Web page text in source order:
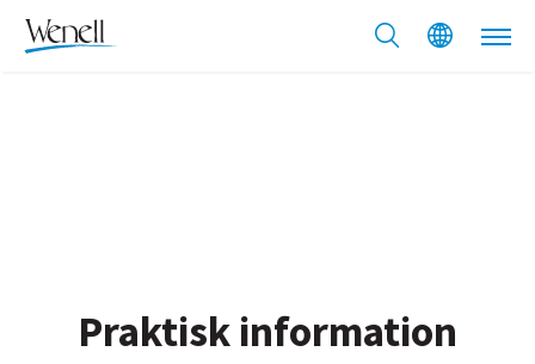
Praktisk information